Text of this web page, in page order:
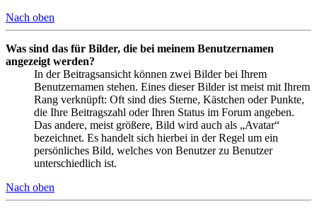
Nach oben
Was sind das für Bilder, die bei meinem Benutzernamen
angezeigt werden?
In der Beitragsansicht können zwei Bilder bei Ihrem
Benutzernamen stehen. Eines dieser Bilder ist meist mit Ihrem
Rang verknüpft: Oft sind dies Sterne, Kästchen oder Punkte,
die Ihre Beitragszahl oder Ihren Status im Forum angeben.
Das andere, meist größere, Bild wird auch als „Avatar“
bezeichnet. Es handelt sich hierbei in der Regel um ein
persönliches Bild, welches von Benutzer zu Benutzer
unterschiedlich ist.
Nach oben